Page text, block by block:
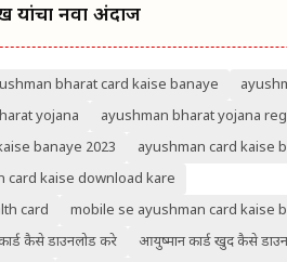
यांचा नवा अंदाज
bharat card kaise banaye
yojana ayushman bharat yojana
banaye 2023
ayushman card kaise
card kaise download kare
card
mobile se ayushman card kaise
कैसे डाउनलोड करे
आयुष्मान कार्ड खुद कैसे